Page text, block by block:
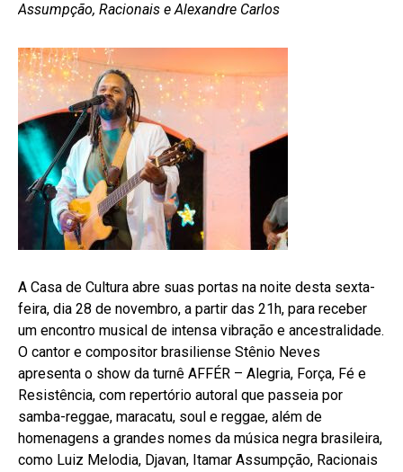
Assumpção, Racionais e Alexandre Carlos
A Casa de Cultura abre suas portas na noite desta sexta-
feira, dia 28 de novembro, a partir das 21h, para receber
um encontro musical de intensa vibração e ancestralidade.
O cantor e compositor brasiliense Stênio Neves
apresenta o show da turnê AFFÉR – Alegria, Força, Fé e
Resistência, com repertório autoral que passeia por
samba-reggae, maracatu, soul e reggae, além de
homenagens a grandes nomes da música negra brasileira,
como Luiz Melodia, Djavan, Itamar Assumpção, Racionais